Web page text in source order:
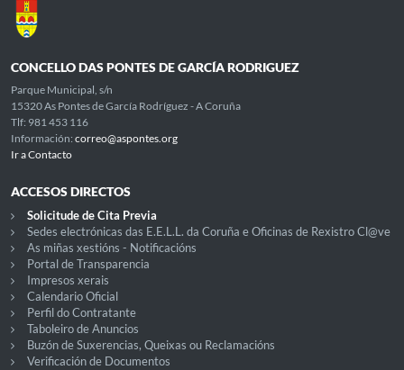
CONCELLO DAS PONTES DE GARCÍA RODRIGUEZ
Parque Municipal, s/n
15320 As Pontes de García Rodríguez - A Coruña
Tlf: 981 453 116
Información: correo@aspontes.org
Ir a Contacto
ACCESOS DIRECTOS
Solicitude de Cita Previa
Sedes electrónicas das E.E.L.L. da Coruña e Oficinas de Rexistro Cl@ve
As miñas xestións - Notificacións
Portal de Transparencia
Impresos xerais
Calendario Oficial
Perfil do Contratante
Taboleiro de Anuncios
Buzón de Suxerencias, Queixas ou Reclamacións
Verificación de Documentos